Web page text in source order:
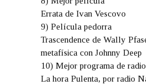
Errata de Ivan Vescovo
9) Película pedorra
Trascendence de Wally
metafísica con Johnny Deep
10) Mejor programa de radio
La hora Pulenta, por radio